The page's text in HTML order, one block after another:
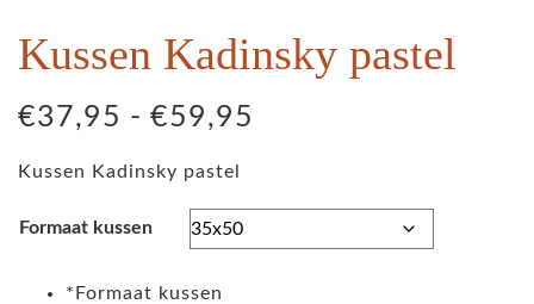
Kussen Kadinsky pastel
€37,95 - €59,95
€59,95
Kussen Kadinsky pastel
Formaat kussen
* Formaat kussen